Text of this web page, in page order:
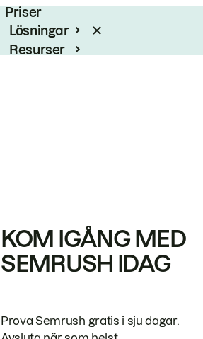
Priser
Lösningar
Resurser
KOM IGÅNG MED
SEMRUSH IDAG
Prova Semrush gratis i sju dagar.